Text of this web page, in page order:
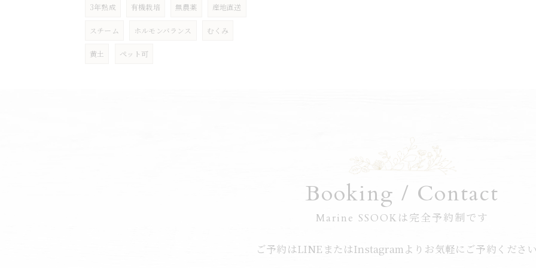
3年熟成 有機栽培 無農薬 産地直送
スチーム ホルモンバランス むくみ
黄土 ペット可
Booking / Contact
Marine SSOOKは完全予約制です
ご予約はLINEまたはInstagramよりお気軽にご予約くださ